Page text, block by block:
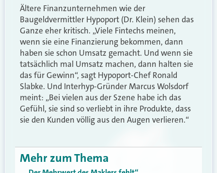
Ältere Finanzunternehmen wie der
Baugeldvermittler Hypoport (Dr. Klein) sehen das
Ganze eher kritisch. „Viele Fintechs meinen,
wenn sie eine Finanzierung bekommen, dann
haben sie schon Umsatz gemacht. Und wenn sie
tatsächlich mal Umsatz machen, dann halten sie
das für Gewinn“, sagt Hypoport-Chef Ronald
Slabke. Und Interhyp-Gründer Marcus Wolsdorf
meint: „Bei vielen aus der Szene habe ich das
Gefühl, sie sind so verliebt in ihre Produkte, dass
sie den Kunden völlig aus den Augen verlieren.“
Mehr zum Thema